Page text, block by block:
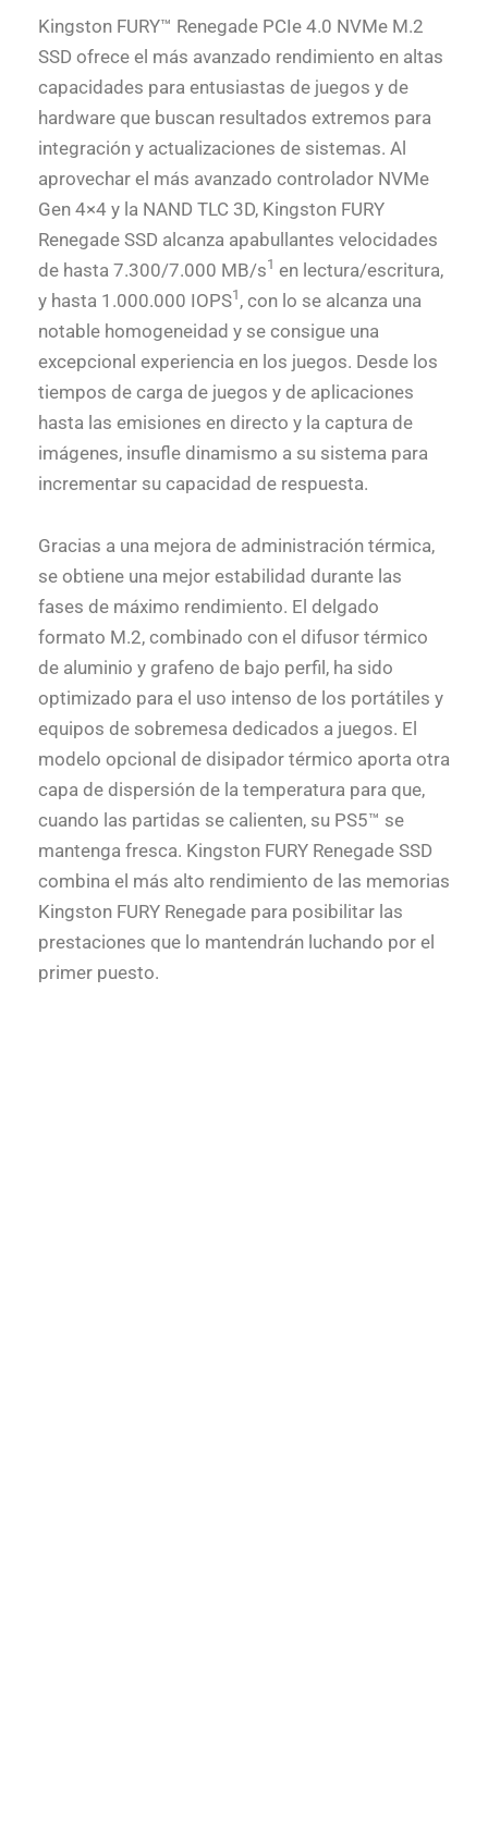
Kingston FURY™ Renegade PCIe 4.0 NVMe M.2
SSD ofrece el más avanzado rendimiento en altas
capacidades para entusiastas de juegos y de
hardware que buscan resultados extremos para
integración y actualizaciones de sistemas. Al
aprovechar el más avanzado controlador NVMe
Gen 4×4 y la NAND TLC 3D, Kingston FURY
Renegade SSD alcanza apabullantes velocidades
de hasta 7.300/7.000 MB/s1 en lectura/escritura,
y hasta 1.000.000 IOPS1 , con lo se alcanza una
notable homogeneidad y se consigue una
excepcional experiencia en los juegos. Desde los
tiempos de carga de juegos y de aplicaciones
hasta las emisiones en directo y la captura de
imágenes, insufle dinamismo a su sistema para
incrementar su capacidad de respuesta.
Gracias a una mejora de administración térmica,
se obtiene una mejor estabilidad durante las
fases de máximo rendimiento. El delgado
formato M.2, combinado con el difusor térmico
de aluminio y grafeno de bajo perfil, ha sido
optimizado para el uso intenso de los portátiles y
equipos de sobremesa dedicados a juegos. El
modelo opcional de disipador térmico aporta otra
capa de dispersión de la temperatura para que,
cuando las partidas se calienten, su PS5™ se
mantenga fresca. Kingston FURY Renegade SSD
combina el más alto rendimiento de las memorias
Kingston FURY Renegade para posibilitar las
prestaciones que lo mantendrán luchando por el
primer puesto.